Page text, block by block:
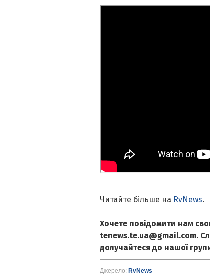
Читайте більше на RvNews.
Хочете повідомити нам
tenews.te.ua@gmail.com.
долучайтеся до нашої
Джерело: RvNews